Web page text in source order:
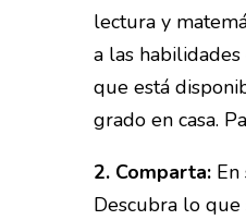
lectura y
a las
que está
grado en casa.
2. Comparta:
Descubra lo